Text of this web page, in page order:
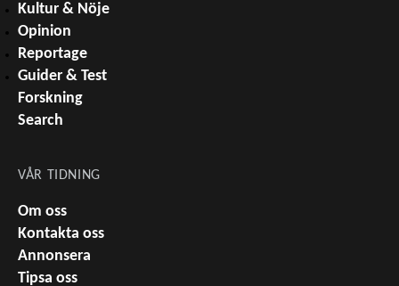
Kultur & Nöje
Opinion
Reportage
Guider & Test
Forskning
Search
VÅR TIDNING
Om oss
Kontakta oss
Annonsera
Tipsa oss